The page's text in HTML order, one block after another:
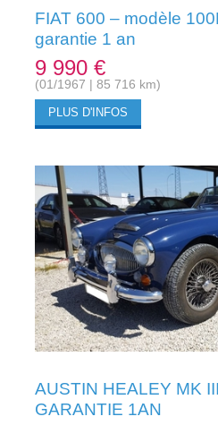
FIAT 600 – modèle
garantie 1 an
9 990 €
(01/1967 | 85 716 km)
PLUS D'INFOS
AUSTIN HEALEY MK
GARANTIE 1AN